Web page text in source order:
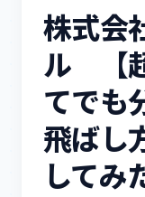
株式会
ル 【
てでも
飛ばし
してみ